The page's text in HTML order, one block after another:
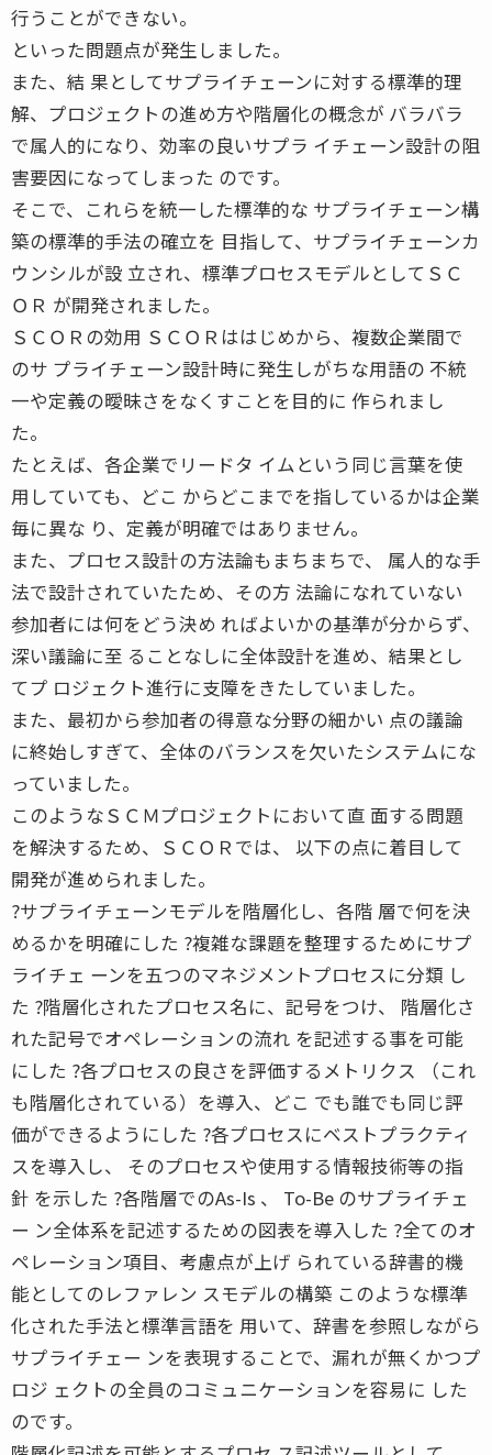
行うことができない。
といった問題点が発生しました。
また、結 果としてサプライチェーンに対する標準的理
解、プロジェクトの進め方や階層化の概念が バラバラ
で属人的になり、効率の良いサプラ イチェーン設計の阻
害要因になってしまった のです。
そこで、これらを統一した標準的な サプライチェーン構
築の標準的手法の確立を 目指して、サプライチェーンカ
ウンシルが設 立され、標準プロセスモデルとしてＳＣ
ＯＲ が開発されました。
ＳＣＯＲの効用 ＳＣＯＲははじめから、複数企業間で
のサ プライチェーン設計時に発生しがちな用語の 不統
一や定義の曖昧さをなくすことを目的に 作られまし
た。
たとえば、各企業でリードタ イムという同じ言葉を使
用していても、どこ からどこまでを指しているかは企業
毎に異な り、定義が明確ではありません。
また、プロセス設計の方法論もまちまちで、 属人的な手
法で設計されていたため、その方 法論になれていない
参加者には何をどう決め ればよいかの基準が分からず、
深い議論に至 ることなしに全体設計を進め、結果とし
てプ ロジェクト進行に支障をきたしていました。
また、最初から参加者の得意な分野の細かい 点の議論
に終始しすぎて、全体のバランスを欠いたシステムにな
っていました。
このようなＳＣＭプロジェクトにおいて直 面する問題
を解決するため、ＳＣＯＲでは、 以下の点に着目して
開発が進められました。
?サプライチェーンモデルを階層化し、各階 層で何を決
めるかを明確にした ?複雑な課題を整理するためにサプ
ライチェ ーンを五つのマネジメントプロセスに分類 し
た ?階層化されたプロセス名に、記号をつけ、 階層化さ
れた記号でオペレーションの流れ を記述する事を可能
にした ?各プロセスの良さを評価するメトリクス （これ
も階層化されている）を導入、どこ でも誰でも同じ評
価ができるようにした ?各プロセスにベストプラクティ
スを導入し、 そのプロセスや使用する情報技術等の指
針 を示した ?各階層でのAs-Is 、 To-Be のサプライチェ
ー ン全体系を記述するための図表を導入した ?全てのオ
ペレーション項目、考慮点が上げ られている辞書的機
能としてのレファレン スモデルの構築 このような標準
化された手法と標準言語を 用いて、辞書を参照しながら
サプライチェー ンを表現することで、漏れが無くかつプ
ロジ ェクトの全員のコミュニケーションを容易に した
のです。